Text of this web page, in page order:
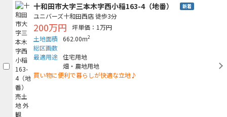
十和田市大字三本木字西小稲163-4（地番） 新着
ユニバーズ十和田西店徒歩3分
200万円
坪単価：1万円
土地面積
662.00m2
総区画数
最適用途 住宅用地
畑・農地用地
買い物に便利で暮らしが快適な立地♪